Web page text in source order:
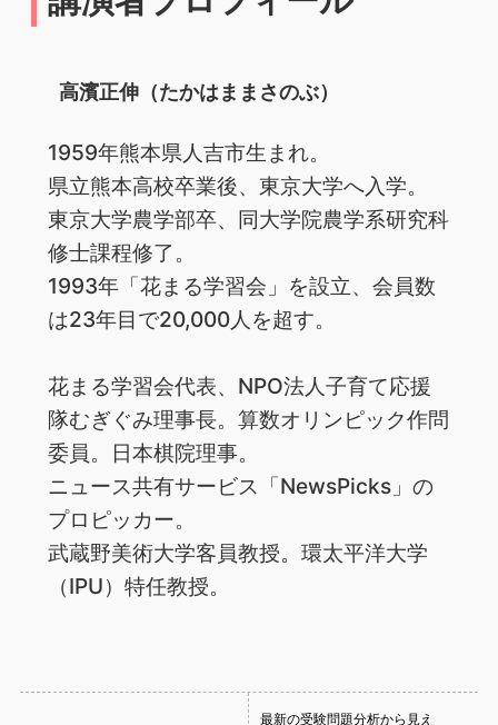
高濱正伸（たかはままさのぶ）
1959年熊本県人吉市生まれ。
県立熊本高校卒業後、東京大学へ入学。
東京大学農学部卒、同大学院農学系研究科
修士課程修了。
1993年「花まる学習会」を設立、会員数
は23年目で20,000人を超す。
花まる学習会代表、NPO法人子育て応援
隊むぎぐみ理事長。算数オリンピック作問
委員。日本棋院理事。
ニュース共有サービス「NewsPicks」の
プロピッカー。
武蔵野美術大学客員教授。環太平洋大学
（IPU）特任教授。
最新の受験問題分析から見え